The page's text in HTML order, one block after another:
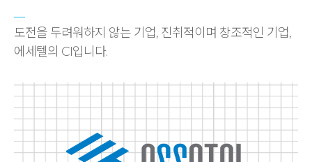
도전을 두려워하지 않는 기업, 진취적이며 창조적인 기업,
에세텔의 CI입니다.